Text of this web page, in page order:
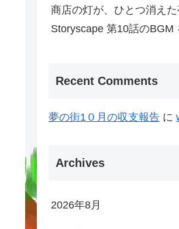
商店の灯が、ひとつ消え
Storyscape 第10話のBGM
Recent Comments
夢の街1０月の収支報告 に
Archives
2026年8月